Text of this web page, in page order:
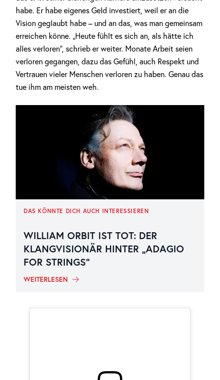
habe. Er habe eigenes Geld investiert, weil er an die
Vision geglaubt habe – und an das, was man gemeinsam
erreichen könne. „Heute fühlt es sich an, als hätte ich
alles verloren“, schrieb er weiter. Monate Arbeit seien
verloren gegangen, dazu das Gefühl, auch Respekt und
Vertrauen vieler Menschen verloren zu haben. Genau das
tue ihm am meisten weh.
DAS KÖNNTE DICH AUCH INTERESSIEREN
WILLIAM ORBIT IST TOT: DER
KLANGVISIONÄR HINTER „ADAGIO
FOR STRINGS“
WEITERLESEN